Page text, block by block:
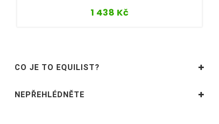
1 438 Kč
CO JE TO EQUILIST?
NEPŘEHLÉDNĚTE